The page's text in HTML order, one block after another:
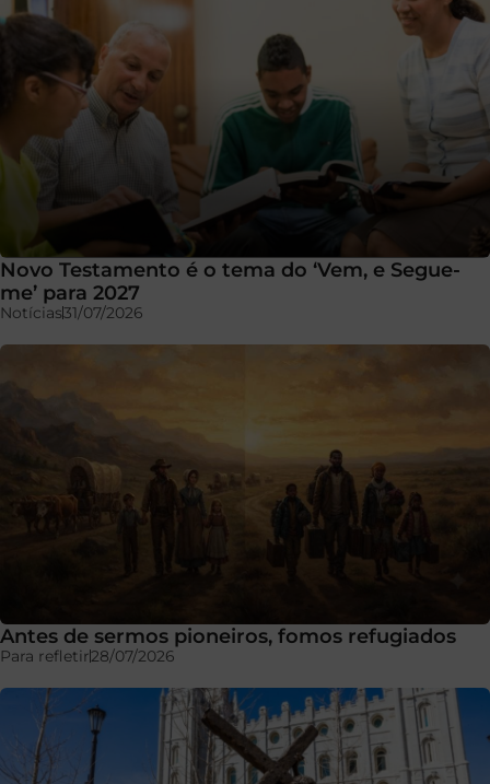
Novo Testamento é o tema do ‘Vem, e Segue-
me’ para 2027
Notícias31/07/2026
Antes de sermos pioneiros, fomos refugiados
Para refletir28/07/2026